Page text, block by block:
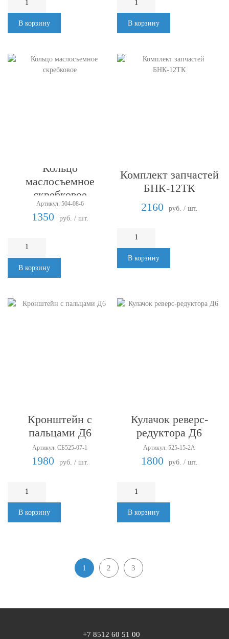
В корзину В корзину
Кольцо
маслосъемное
скребковое
Артикул: 504-08-6
1350 руб. / шт.
В корзину
Комплект запчастей
БНК-12ТК
2160
руб. / шт.
В корзину
Кронштейн с
пальцами Д6
Артикул: СБ525-07-1
1980 руб. / шт.
В корзину
Кулачок реверс-
редуктора Д6
Артикул: 525-15-2А
1800 руб. / шт.
В корзину
1 2 3
+7 8512 60 51 00